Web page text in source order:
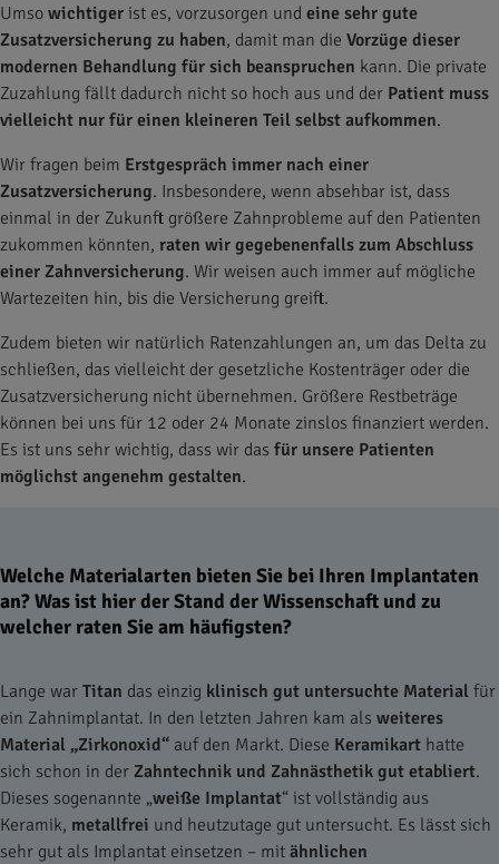
Umso wichtiger ist es, vorzusorgen und eine sehr gute
Zusatzversicherung zu haben, damit man die Vorzüge dieser
modernen Behandlung für sich beanspruchen kann. Die private
Zuzahlung fällt dadurch nicht so hoch aus und der Patient muss
vielleicht nur für einen kleineren Teil selbst aufkommen.
Wir fragen beim Erstgespräch immer nach einer
Zusatzversicherung. Insbesondere, wenn absehbar ist, dass
einmal in der Zukunft größere Zahnprobleme auf den Patienten
zukommen könnten, raten wir gegebenenfalls zum Abschluss
einer Zahnversicherung. Wir weisen auch immer auf mögliche
Wartezeiten hin, bis die Versicherung greift.
Zudem bieten wir natürlich Ratenzahlungen an, um das Delta zu
schließen, das vielleicht der gesetzliche Kostenträger oder die
Zusatzversicherung nicht übernehmen. Größere Restbeträge
können bei uns für 12 oder 24 Monate zinslos finanziert werden.
Es ist uns sehr wichtig, dass wir das für unsere Patienten
möglichst angenehm gestalten.
Welche Materialarten bieten Sie bei Ihren Implantaten
an? Was ist hier der Stand der Wissenschaft und zu
welcher raten Sie am häufigsten?
Lange war Titan das einzig klinisch gut untersuchte Material für
ein Zahnimplantat. In den letzten Jahren kam als weiteres
Material „Zirkonoxid“ auf den Markt. Diese Keramikart hatte
sich schon in der Zahntechnik und Zahnästhetik gut etabliert.
Dieses sogenannte „weiße Implantat“ ist vollständig aus
Keramik, metallfrei und heutzutage gut untersucht. Es lässt sich
sehr gut als Implantat einsetzen – mit ähnlichen